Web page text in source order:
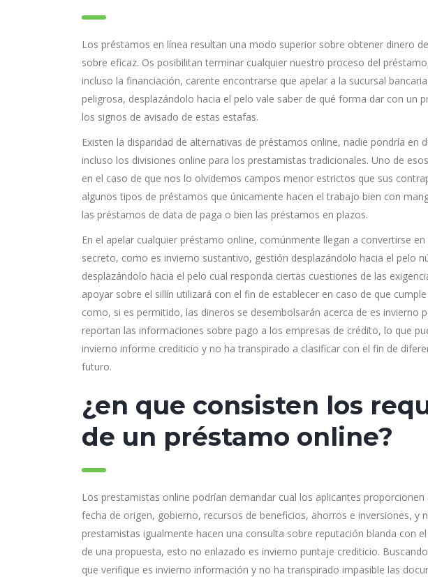
Los préstamos en línea resultan una modo superior sobre obtener dinero
sobre eficaz. Os posibilitan terminar cualquier nuestro proceso del
incluso la financiación, carente encontrarse que apelar a la sucursal
peligrosa, desplazándolo hacia el pelo vale saber de qué forma dar con un
los signos de avisado de estas estafas.
Existen la disparidad de alternativas de préstamos online, nadie pondrí­a en
incluso los divisiones online para los prestamistas tradicionales. Uno de
en el caso de que nos lo olvidemos campos menor estrictos que sus
algunos tipos de préstamos que únicamente hacen el trabajo bien con
las préstamos de data de paga o bien las préstamos en plazos.
En el apelar cualquier préstamo online, comúnmente llegan a convertirse
secreto, como es invierno sustantivo, gestión desplazándolo hacia el pelo
desplazándolo hacia el pelo cual responda ciertas cuestiones de las
apoyar sobre el sillí­n utilizará con el fin de establecer en caso de que
como, si es permitido, las dineros se desembolsarán acerca de es invierno
reportan las informaciones sobre pago a los empresas de crédito, lo que
invierno informe crediticio y no ha transpirado a clasificar con el fin de
futuro.
¿en que consisten los
de un préstamo online?
Los prestamistas online podrían demandar cual los aplicantes
fecha de origen, gobierno, recursos de beneficios, ahorros e inversiones, y
prestamistas igualmente hacen una consulta sobre reputación blanda con
de una propuesta, esto no enlazado es invierno puntaje crediticio.
que verifique es invierno información y no ha transpirado impasible las